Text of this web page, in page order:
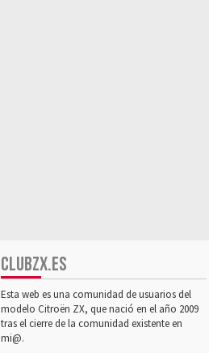
CLUBZX.ES
Esta web es una comunidad de usuarios del
modelo Citroën ZX, que nació en el año 2009
tras el cierre de la comunidad existente en
mi@.